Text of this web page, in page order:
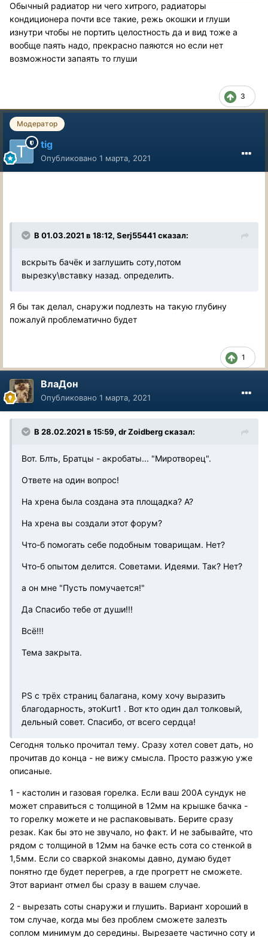
Обычный радиатор ни чего хитрого, радиаторы
кондиционера почти все такие, режь окошки и глуши
изнутри чтобы не портить целостность да и вид тоже а
вообще паять надо, прекрасно паяются но если нет
возможности запаять то глуши
3
Модератор
tig
Опубликовано 1 марта, 2021
В 01.03.2021 в 18:12, Serj55441 сказал:
вскрыть бачёк и заглушить соту,потом
вырезку\вставку назад. определить.
Я бы так делал, снаружи подлезть на такую глубину
пожалуй проблематично будет
1
ВлаДон
Опубликовано 1 марта, 2021
В 28.02.2021 в 15:59, dr Zoidberg сказал:
Вот. Блть, Братцы - акробаты... "Миротворец".
Ответе на один вопрос!
На хрена была создана эта площадка? А?
На хрена вы создали этот форум?
Что-б помогать себе подобным товарищам. Нет?
Что-б опытом делится. Советами. Идеями. Так? Нет?
а он мне "Пусть помучается!"
Да Спасибо тебе от души!!!
Всё!!!
Тема закрыта.
PS с трёх страниц балагана, кому хочу выразить
благодарность, этоKurt1 . Вот кто один дал толковый,
дельный совет. Спасибо, от всего сердца!
Сегодня только прочитал тему. Сразу хотел совет дать, но
прочитав до конца - не вижу смысла. Просто разжую уже
описаные.
1 - кастолин и газовая горелка. Если ваш 200А сундук не
может справиться с толщиной в 12мм на крышке бачка -
то горелку можете и не распаковывать. Берите сразу
резак. Как бы это не звучало, но факт. И не забывайте, что
рядом с толщиной в 12мм на бачке есть сота со стенкой в
1,5мм. Если со сваркой знакомы давно, думаю будет
понятно где будет перегрев, а где прогретт не сможете.
Этот вариант отмел бы сразу в вашем случае.
2 - вырезать соты снаружи и глушить. Вариант хороший в
том случае, когда мы без проблем сможете залезть
соплом минимум до середины. Вырезаете частично соту и